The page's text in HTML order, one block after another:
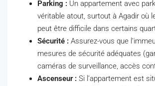
Parking : Un appartement avec
véritable atout, surtout à Agadir où
peut être difficile dans certains
Sécurité : Assurez-vous que
mesures de sécurité adéquates
caméras de surveillance, accès
Ascenseur : Si l’appartement est